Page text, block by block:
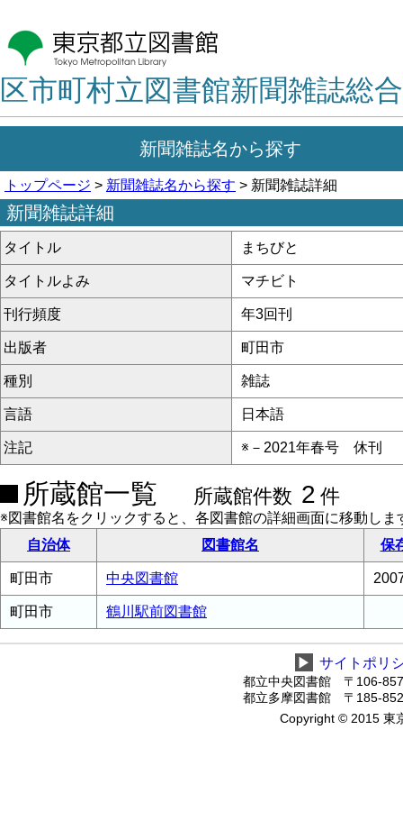
区市町村立図書館新聞雑誌総
新聞雑誌名から探す
トップページ > 新聞雑誌名から探す > 新聞雑誌詳細
新聞雑誌詳細
タイトル まちびと
タイトルよみ マチビト
刊行頻度 年3回刊
出版者 町田市
種別 雑誌
言語 日本語
注記 ※－2021年春号 休刊
所蔵館一覧 所蔵館件数 2 件
※図書館名をクリックすると、各図書館の詳細画面に移動しま
自治体
図書館名 保
町田市 中央図書館
町田市 鶴川駅前図書館
▶ サイトポリ
都立中央図書館 〒106-
都立多摩図書館 〒185-
Copyright © 2015 東